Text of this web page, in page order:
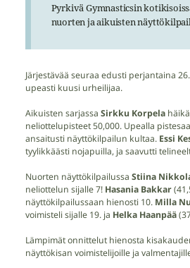
Pyrkivä Gymnasticsin
nuorten ja aikuisten
Järjestävää seuraa edusti perjantaina
upeasti kuusi urheilijaa.
Aikuisten sarjassa Sirkku Korpela
neliottelupisteet 50,000. Upealla
ansaitusti näyttökilpailun kultaa. Essi
tyylikkäästi nojapuilla, ja saavutti
Nuorten näyttökilpailussa Stiina
neliottelun sijalle 7! Hasania Bakkar
näyttökilpailussaan hienosti 10. Milla
voimisteli sijalle 19. ja Helka Haanpää
Lämpimät onnittelut hienosta
näyttökisan voimistelijoille ja